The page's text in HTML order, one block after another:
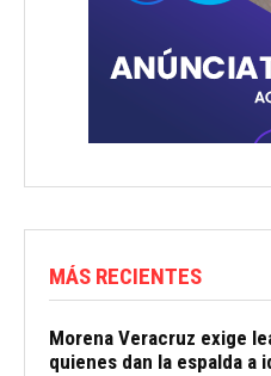
MÁS RECIENTES
Morena Veracruz exige
quienes dan la espalda a